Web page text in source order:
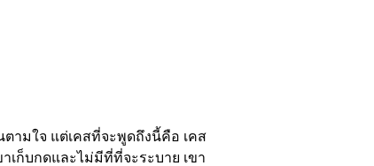
มใจ แต่เคสที่จะพูดถึงนี้คือ เคส
เก็บกดและไม่มีที่ที่จะระบาย เขา